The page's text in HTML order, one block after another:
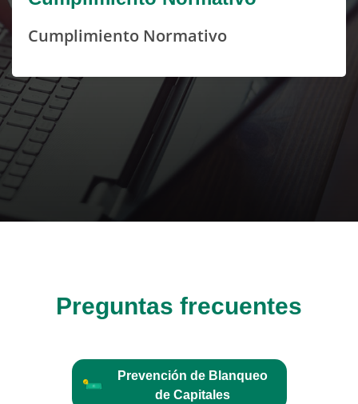
Cumplimiento Normativo
Preguntas frecuentes
Prevención de Blanqueo
de Capitales